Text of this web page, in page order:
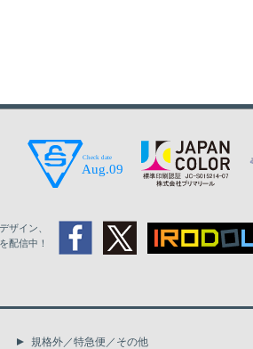
ザイン、
配信中！
規格外／特急便／その他